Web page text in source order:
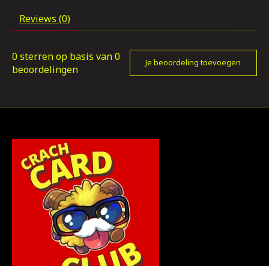
Reviews (0)
0 sterren op basis van0
beoordelingen
Je beoordeling toevoegen